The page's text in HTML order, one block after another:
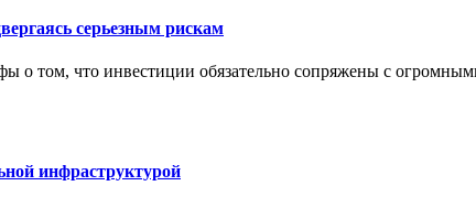
серьезным рискам
о том, что инвестиции обязательно сопряжены с
инфраструктурой